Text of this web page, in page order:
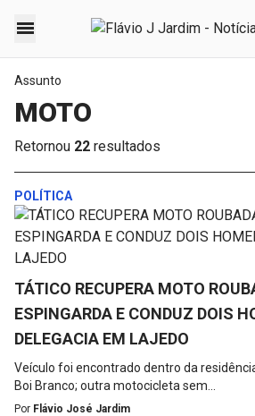
menu
Assunto
MOTO
Retornou 22 resultados
POLÍTICA
TÁTICO RECUPERA MOTO
ESPINGARDA E CONDUZ DOIS
DELEGACIA EM LAJEDO
Veículo foi encontrado dentro da
Boi Branco; outra motocicleta sem...
Por Flávio José Jardim